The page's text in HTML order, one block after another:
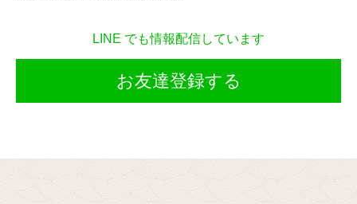
LINE でも情報配信しています
お友達登録する